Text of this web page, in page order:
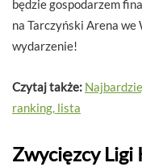
będzie gospodarzem
na Tarczyński Arena
wydarzenie!
Czytaj także:
ranking, lista
Zwycięzcy Ligi